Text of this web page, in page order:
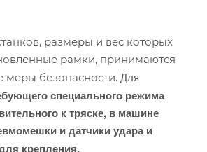
размеры и вес которых
рамки, принимаются
меры безопасности. Для
специального режима
к тряске, в машине
и датчики удара и
крепления.